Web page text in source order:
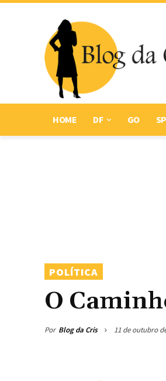
HOME DF GO SP
POLÍTICA
O
Por Blog da Cris 11 de outubro